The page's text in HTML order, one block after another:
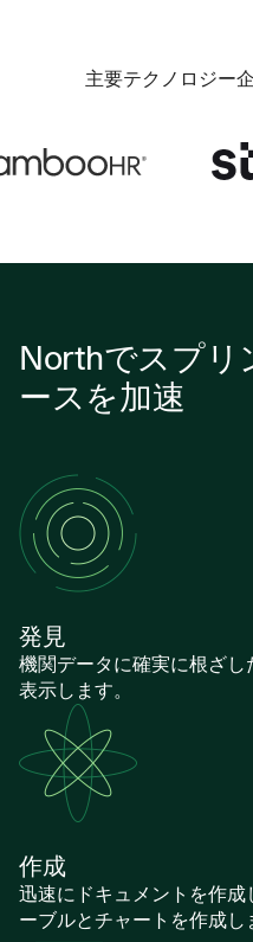
主要テクノロジー
Northでスプリ
ースを加速
発見
機関データに確実に根ざ
表示します。
作成
迅速にドキュメントを作
ーブルとチャートを作成し